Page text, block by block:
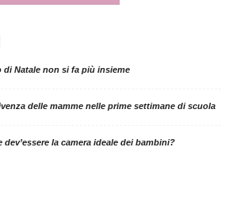
di Natale non si fa più insieme
delle mamme nelle prime settimane di scuola
dev’essere la camera ideale dei bambini?